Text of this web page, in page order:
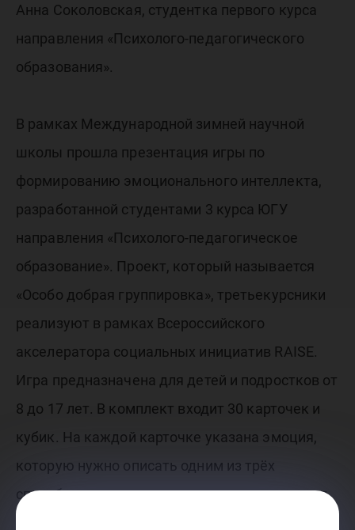
Анна Соколовская, студентка первого курса
направления «Психолого-педагогического
образования».
В рамках Международной зимней научной
школы прошла презентация игры по
формированию эмоционального интеллекта,
разработанной студентами 3 курса ЮГУ
направления «Психолого-педагогическое
образование». Проект, который называется
«Особо добрая группировка», третьекурсники
реализуют в рамках Всероссийского
акселератора социальных инициатив RAISE.
Игра предназначена для детей и подростков от
8 до 17 лет. В комплект входит 30 карточек и
кубик. На каждой карточке указана эмоция,
которую нужно описать одним из трёх
способов, в зависимости от того, как выпадет